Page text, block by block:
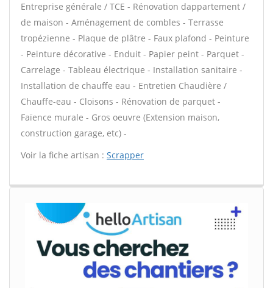
Entreprise générale / TCE - Rénovation dappartement /
de maison - Aménagement de combles - Terrasse
tropézienne - Plaque de plâtre - Faux plafond - Peinture
- Peinture décorative - Enduit - Papier peint - Parquet -
Carrelage - Tableau électrique - Installation sanitaire -
Installation de chauffe eau - Entretien Chaudière /
Chauffe-eau - Cloisons - Rénovation de parquet -
Faïence murale - Gros oeuvre (Extension maison,
construction garage, etc) -
Voir la fiche artisan : Scrapper